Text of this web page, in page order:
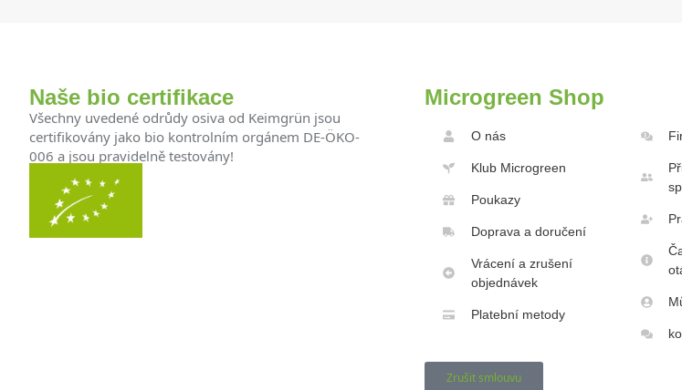
Naše bio certifikace
Všechny uvedené odrůdy osiva od Keimgrün jsou
certifikovány jako bio kontrolním orgánem DE-ÖKO-
006 a jsou pravidelně testovány!
Microgreen Shop
O nás
Klub Microgreen
Poukazy
Doprava a doručení
Vrácení a zrušení
objednávek
Platební metody
Zrušit smlouvu